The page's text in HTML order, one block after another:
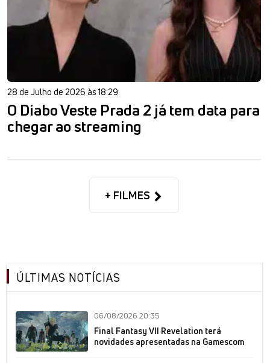
28 de Julho de 2026 às 18:29
O Diabo Veste Prada 2 já tem data para
chegar ao streaming
+ FILMES
ÚLTIMAS NOTÍCIAS
06/08/2026 20:35
Final Fantasy VII Revelation terá
novidades apresentadas na Gamescom